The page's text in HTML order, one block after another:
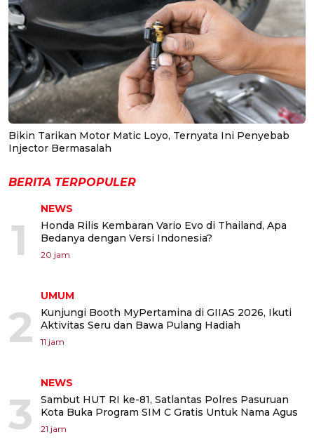
Bikin Tarikan Motor Matic Loyo, Ternyata Ini Penyebab
Injector Bermasalah
BERITA TERPOPULER
1
NEWS
Honda Rilis Kembaran Vario Evo di Thailand, Apa
Bedanya dengan Versi Indonesia?
20 jam
2
UMUM
Kunjungi Booth MyPertamina di GIIAS 2026, Ikuti
Aktivitas Seru dan Bawa Pulang Hadiah
11 jam
3
NEWS
Sambut HUT RI ke-81, Satlantas Polres Pasuruan
Kota Buka Program SIM C Gratis Untuk Nama Agus
21 jam